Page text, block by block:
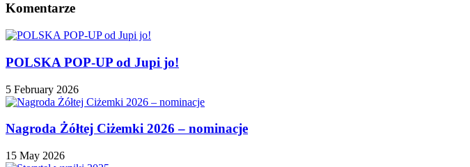
Komentarze
POLSKA POP-UP od Jupi jo!
5 February 2026
Nagroda Żółtej Ciżemki 2026 – nominacje
15 May 2026